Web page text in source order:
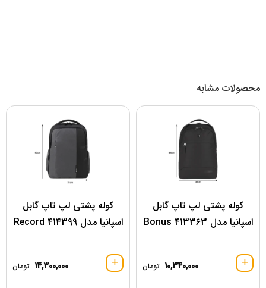
محصولات مشابه
کوله پشتی لپ تاپ گابل
اسپانیا مدل 413363 Bonus
10,340,000 تومان
کوله پشتی لپ تاپ گابل
اسپانیا مدل 414399 Record
14,300,000 تومان